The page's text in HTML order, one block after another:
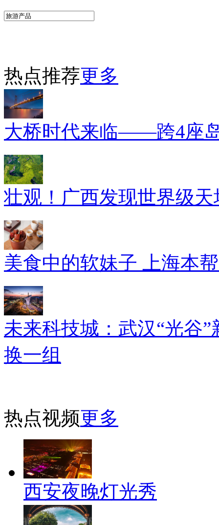
热点推荐更多
大桥时代来临——跨4座
壮观！广西发现世界级
美食中的软妹子 上海本
未来科技城：武汉“光谷”
换一组
热点视频更多
西安夜晚灯光秀